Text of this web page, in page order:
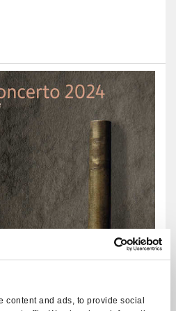
content and ads, to provide social